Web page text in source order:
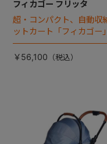
フィカゴー フリッタ
超・コンパクト、自動収
ットカート「フィカゴー
キャビン着脱タイプが新
場！
￥56,100